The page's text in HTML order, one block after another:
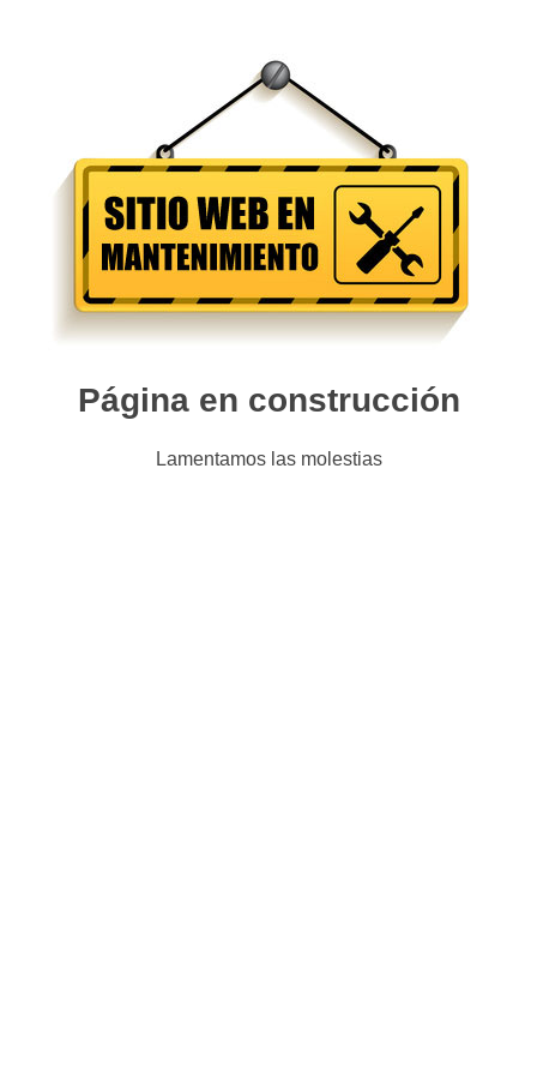
Página en construcción
Lamentamos las molestias